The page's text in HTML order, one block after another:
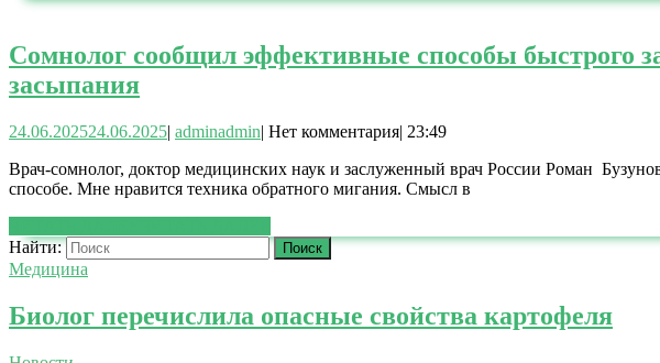
Сомнолог сообщил эффективные способы быстрого
засыпания
24.06.202524.06.2025| adminadmin| Нет комментария| 23:49
Врач-сомнолог, доктор медицинских наук и заслуженный врач России Роман
способе. Мне нравится техника обратного мигания. Смысл в
Найти:
Медицина
Биолог перечислила опасные свойства картофеля